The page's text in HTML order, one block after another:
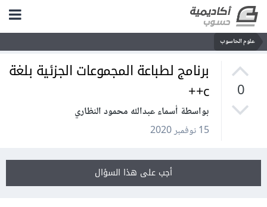
علوم الحاسوب
0
برنامج لطباعة المجموعات الجزئية بلغة
c++
بواسطة أسماء عبدالله محمود النظاري
15 نوفمبر 2020
أجب على هذا السؤال